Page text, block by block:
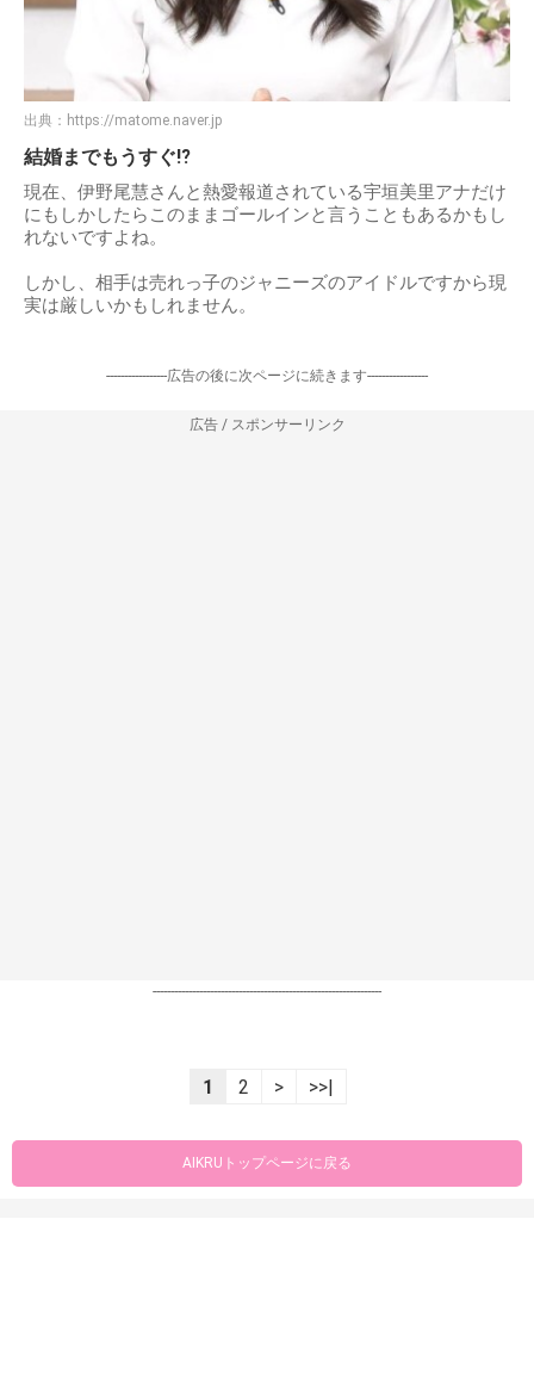
出典： https://matome.naver.jp
結婚までもうすぐ⁉︎
現在、伊野尾慧さんと熱愛報道されている宇垣美里アナだけ
にもしかしたらこのままゴールインと言うこともあるかもし
れないですよね。
しかし、相手は売れっ子のジャニーズのアイドルですから現
実は厳しいかもしれません。
-----------------広告の後に次ページに続きます-----------------
広告 / スポンサーリンク
----------------------------------------------------------------
1 2 > >>|
AIKRUトップページに戻る